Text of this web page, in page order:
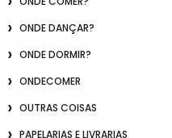
ONDE DANÇAR?
ONDE DORMIR?
ONDECOMER
OUTRAS COISAS
PAPELARIAS E LIVRARIAS